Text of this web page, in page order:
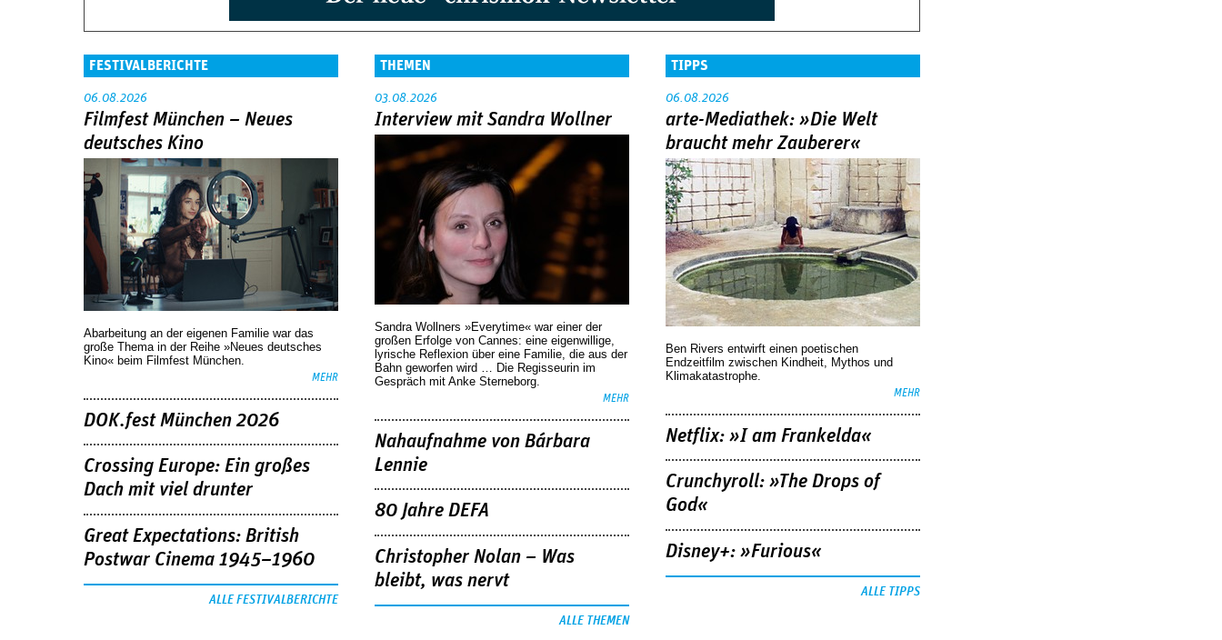
FESTIVALBERICHTE
06.08.2026
Filmfest München – Neues
deutsches Kino
Abarbeitung an der eigenen Familie war das
große Thema in der Reihe »Neues deutsches
Kino« beim Filmfest München.
MEHR
DOK.fest München 2026
Crossing Europe: Ein großes
Dach mit viel drunter
Great Expectations: British
Postwar Cinema 1945–1960
ALLE FESTIVALBERICHTE
THEMEN
03.08.2026
Interview mit Sandra Wollner
Sandra Wollners »Everytime« war einer der
großen Erfolge von Cannes: eine eigenwillige,
lyrische Reflexion über eine ­Familie, die aus der
Bahn geworfen wird … Die Regisseurin im
Gespräch mit Anke Sterneborg.
MEHR
Nahaufnahme von Bárbara
Lennie
80 Jahre DEFA
Christopher Nolan – Was
bleibt, was nervt
ALLE THEMEN
TIPPS
06.08.2026
arte-Mediathek: »Die Welt
braucht mehr Zauberer«
Ben Rivers entwirft einen poetischen
Endzeitfilm zwischen Kindheit, Mythos und
Klimakatastrophe.
MEHR
Netflix: »I am Frankelda«
Crunchyroll: »The Drops of
God«
Disney+: »Furious«
ALLE TIPPS